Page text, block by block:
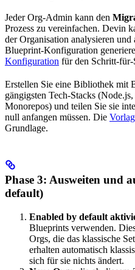
Jeder Org-Admin kann den
Prozess zu vereinfachen. Devin
der Organisation analysieren
Blueprint-Konfiguration
Konfiguration für den Schritt-
Erstellen Sie eine Bibliothek mit
gängigsten Tech-Stacks
Monorepos) und teilen Sie sie
null anfangen müssen. Die
Grundlage.
Phase 3: Ausweiten und
default)
Enabled by default
Blueprints verwenden.
Orgs, die das klassische
erhalten automatisch
sich für sie nichts ändert.